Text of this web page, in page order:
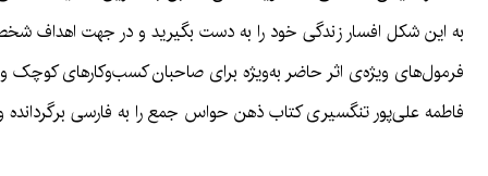
به این شکل افسار زندگی خود را به دست بگیرید و در جهت اهداف
فرمول‌های ویژه‌ی اثر حاضر به‌ویژه برای صاحبان کسب‌و‌کارهای کوچک
فاطمه علی‌پور تنگسیری کتاب ذهن حواس جمع را به فارسی